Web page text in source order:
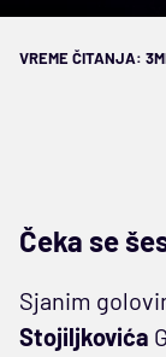
VREME ČITANJA:
Čeka se
Sjanim
Stojiljkovića